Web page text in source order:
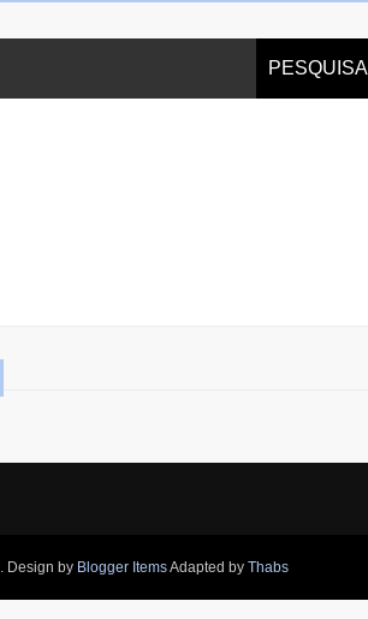
. Design by Blogger ItemsAdapted by Thabs